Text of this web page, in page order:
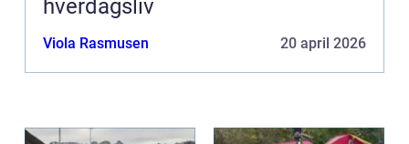
hverdagsliv
Viola Rasmusen 20 april 2026